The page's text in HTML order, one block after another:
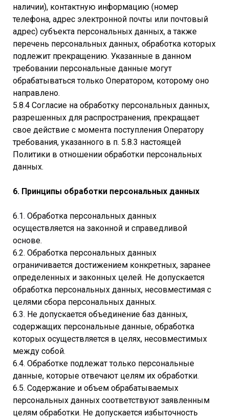
наличии), контактную информацию (номер
телефона, адрес электронной почты или почтовый
адрес) субъекта персональных данных, а также
перечень персональных данных, обработка которых
подлежит прекращению. Указанные в данном
требовании персональные данные могут
обрабатываться только Оператором, которому оно
направлено.
5.8.4 Согласие на обработку персональных данных,
разрешенных для распространения, прекращает
свое действие с момента поступления Оператору
требования, указанного в п. 5.8.3 настоящей
Политики в отношении обработки персональных
данных.
6. Принципы обработки персональных данных
6.1. Обработка персональных данных
осуществляется на законной и справедливой
основе.
6.2. Обработка персональных данных
ограничивается достижением конкретных, заранее
определенных и законных целей. Не допускается
обработка персональных данных, несовместимая с
целями сбора персональных данных.
6.3. Не допускается объединение баз данных,
содержащих персональные данные, обработка
которых осуществляется в целях, несовместимых
между собой.
6.4. Обработке подлежат только персональные
данные, которые отвечают целям их обработки.
6.5. Содержание и объем обрабатываемых
персональных данных соответствуют заявленным
целям обработки. Не допускается избыточность